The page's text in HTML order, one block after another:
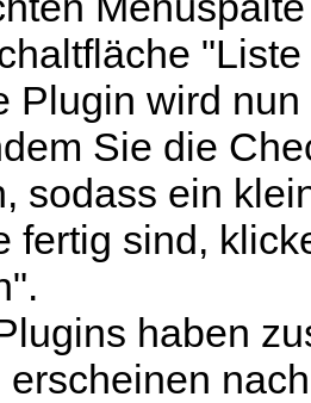
Plugin wird
Sie die
sodass ein
fertig sind,
haben
erscheinen